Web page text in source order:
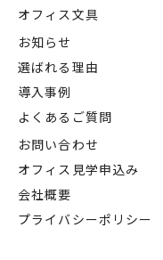
オフィス文具
お知らせ
選ばれる理由
導入事例
よくあるご質問
お問い合わせ
オフィス見学申込み
会社概要
プライバシーポリシー